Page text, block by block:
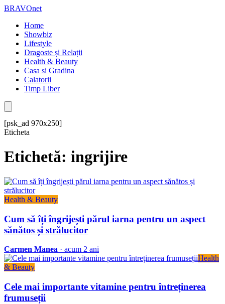
BRAVOnet
Home
Showbiz
Lifestyle
Dragoste și Relații
Health & Beauty
Casa si Gradina
Calatorii
Timp Liber
[psk_ad 970x250]
Eticheta
Etichetă: ingrijire
Health & Beauty
Cum să îți îngrijești părul iarna pentru un aspect
sănătos și strălucitor
Carmen Manea · acum 2 ani
Health
& Beauty
Cele mai importante vitamine pentru întreținerea
frumuseții